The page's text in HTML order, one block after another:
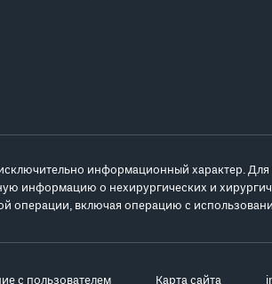
информационный характер. Для
информацию о нехирургических и
операции, включая операцию с
с пользователем Карта сайта